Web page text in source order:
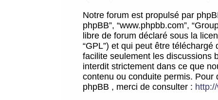
Notre forum est propulsé par
phpBB”, “www.phpbb.com”,
libre de forum déclaré sous la
“GPL”) et qui peut être téléchargé
facilite seulement les discussions
interdit strictement dans ce que
contenu ou conduite permis.
phpBB , merci de consulter :